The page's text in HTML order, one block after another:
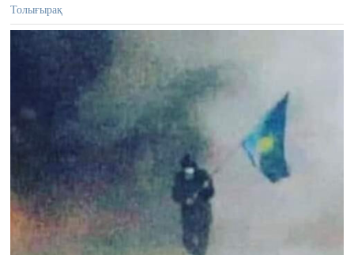
2
Толығырақ